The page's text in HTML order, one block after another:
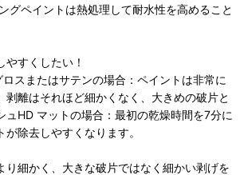
グペイントは熱処理して耐水性を高めること
やすくしたい！
スまたはサテンの場合：ペイントは非常に
剥離はそれほど細かくなく、大きめの破片と
ュHD マットの場合：最初の乾燥時間を7分に
除去しやすくなります。
り細かく、大きな破片ではなく細かい剥げを